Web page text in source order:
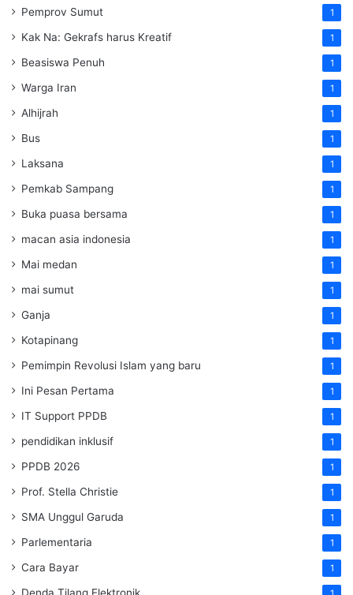
Pemprov Sumut 1
Kak Na: Gekrafs harus Kreatif 1
Beasiswa Penuh 1
Warga Iran 1
Alhijrah 1
Bus 1
Laksana 1
Pemkab Sampang 1
Buka puasa bersama 1
macan asia indonesia 1
Mai medan 1
mai sumut 1
Ganja 1
Kotapinang 1
Pemimpin Revolusi Islam yang baru 1
Ini Pesan Pertama 1
IT Support PPDB 1
pendidikan inklusif 1
PPDB 2026 1
Prof. Stella Christie 1
SMA Unggul Garuda 1
Parlementaria 1
Cara Bayar 1
Denda Tilang Elektronik